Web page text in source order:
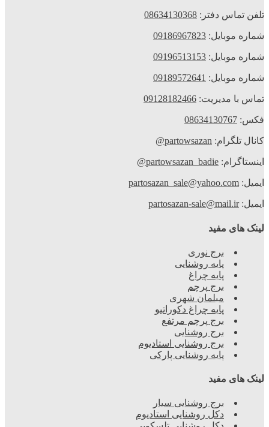
تلفن تماس دفتر: 08634130368
شماره موبایل: 09186967823
شماره موبایل: 09196513153
شماره موبایل: 09189572641
تماس با مدیریت: 09128182466
فکس: 08634130767
کانال تلگرام: partowsazan@
اینستاگرام: partowsazan_badie@
ایمیل: partosazan_sale@yahoo.com
ایمیل:partosazan-sale@mail.ir
لینک های مفید
برج نوری
پایه روشنایی
پایه چراغ
برج پرچم
مبلمان شهری
پایه چراغ دکوراتیو
برج پرچم مرتفع
برج روشنایی
برج روشنایی استادیوم
پایه روشنایی پارکی
لینک های مفید
برج روشنایی سیار
دکل روشنایی استادیوم